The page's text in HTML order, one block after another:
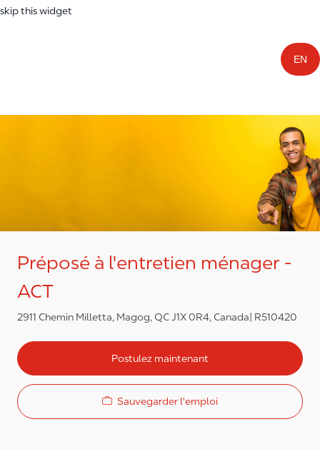
skip this widget
EN
Préposé à l'entretien ménager -
ACT
2911 Chemin Milletta, Magog, QC J1X 0R4, Canada R510420
Postulez maintenant
Sauvegarder l'emploi